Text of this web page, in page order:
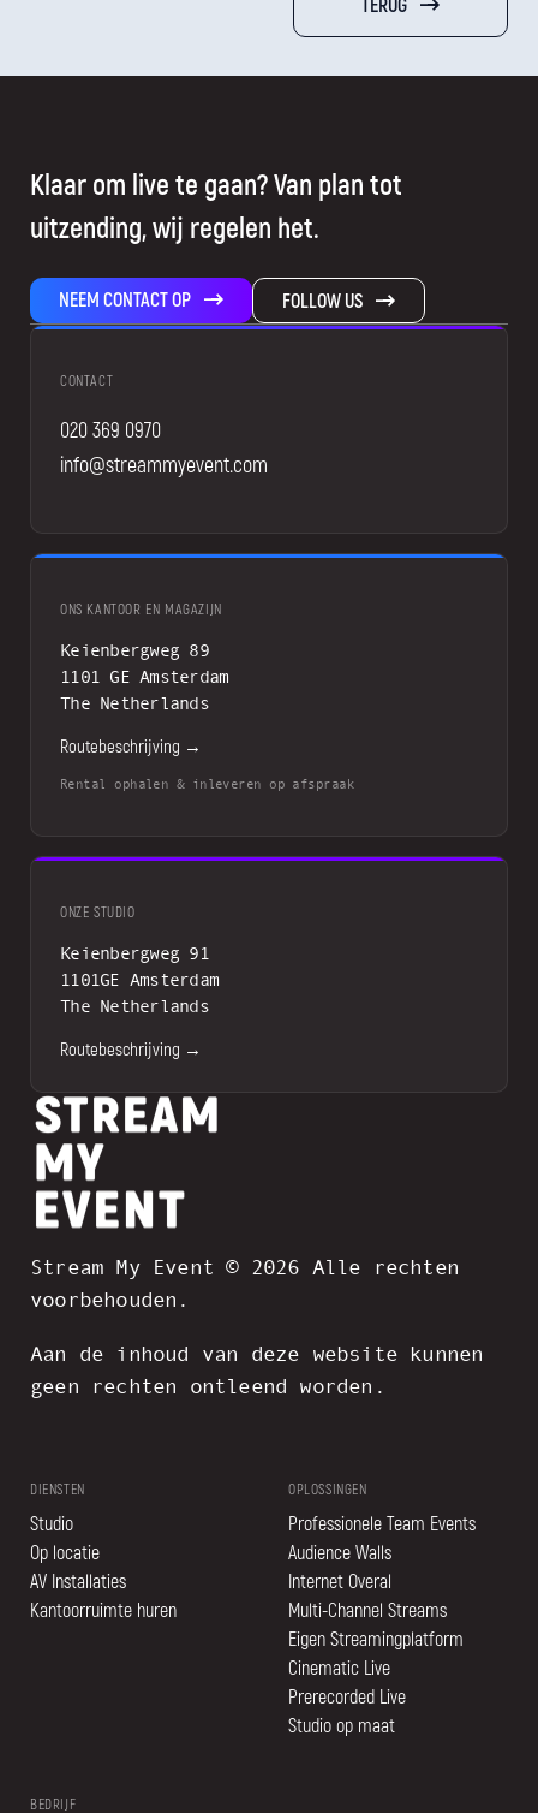
Klaar om live te gaan? Van plan tot
uitzending, wij regelen het.
NEEM CONTACT OP FOLLOW US
CONTACT
020 369 0970
info@streammyevent.com
ONS KANTOOR EN MAGAZIJN
Keienbergweg 89
1101 GE Amsterdam
The Netherlands
Routebeschrijving →
Rental ophalen & inleveren op afspraak
ONZE STUDIO
Keienbergweg 91
1101GE Amsterdam
The Netherlands
Routebeschrijving →
Stream My Event © 2026 Alle rechten
voorbehouden.
Aan de inhoud van deze website kunnen
geen rechten ontleend worden.
DIENSTEN
Studio
Op locatie
AV Installaties
Kantoorruimte huren
OPLOSSINGEN
Professionele Team Events
Audience Walls
Internet Overal
Multi-Channel Streams
Eigen Streamingplatform
Cinematic Live
Prerecorded Live
Studio op maat
BEDRIJF